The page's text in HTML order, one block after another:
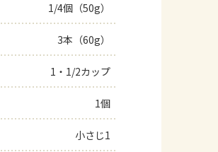
1/4個（50g）
3本（60g）
1・1/2カップ
1個
小さじ1